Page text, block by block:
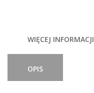
WIĘCEJ INFORMACJI
OPIS